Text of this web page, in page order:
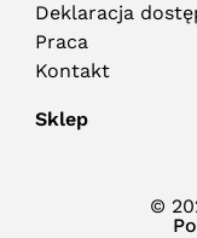
Deklaracja
Praca
Kontakt
Sklep
©